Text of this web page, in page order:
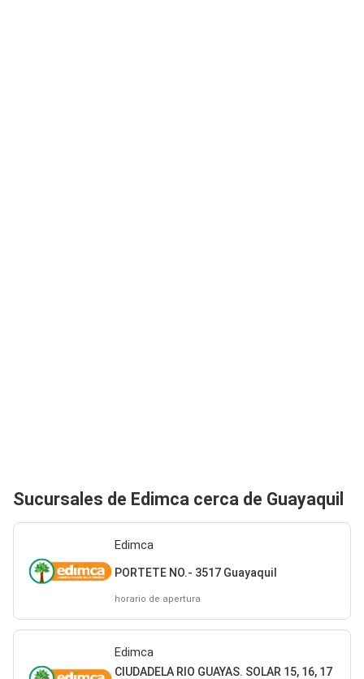
Sucursales de Edimca cerca de Guayaquil
Edimca
PORTETE NO.- 3517 Guayaquil
horario de apertura
Edimca
CIUDADELA RIO GUAYAS. SOLAR 15, 16, 17